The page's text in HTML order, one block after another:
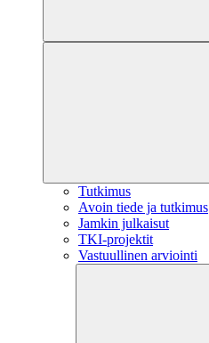
Tutkimus
Avoin tiede ja tutkimus
Jamkin julkaisut
TKI-projektit
Vastuullinen arviointi